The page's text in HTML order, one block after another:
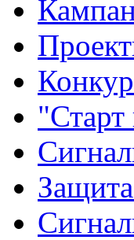
"Старт